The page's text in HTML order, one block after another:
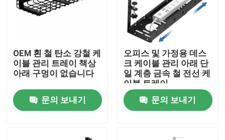
동영상
공장 투어
품질 관리
OEM 흰 철 탄소 강철 케
이블 관리 트레이 책상
아래 구멍이 없습니다
문의 보내기
오피스 및 가정용 데스
크 케이블 관리 아래 단
일 계층 금속 철 전선 케
이블 트레이
문의 보내기